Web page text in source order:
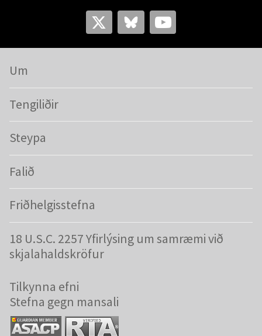
Um
Tengiliðir
Steypa
Falið
Friðhelgisstefna
18 U.S.C. 2257 Yfirlýsing um samræmi við
skjalahaldskröfur
Tilkynna efni
Stefna gegn mansali